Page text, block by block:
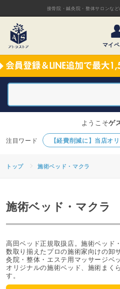
接骨院・鍼灸院・整体サロンな
マイ
【経費削減に】当店オ
ようこそゲ
トップ 施術ベッド・マクラ
施術ベッド・マクラ
高田ベッド正規取扱店。施術ベッド
数取り揃えたプロの施術家向けの卸
灸院・整体・エステ用マッサージベ
オリジナルの施術ベッド、施術まく
す。